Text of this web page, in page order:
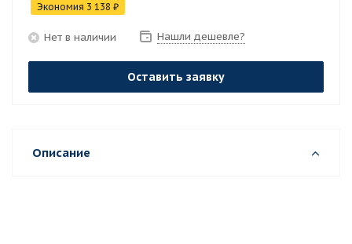
Экономия 3 138 ₽
Нет в наличии Нашли дешевле?
Оставить заявку
Описание